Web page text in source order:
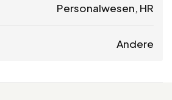
Personalwesen, HR
Andere